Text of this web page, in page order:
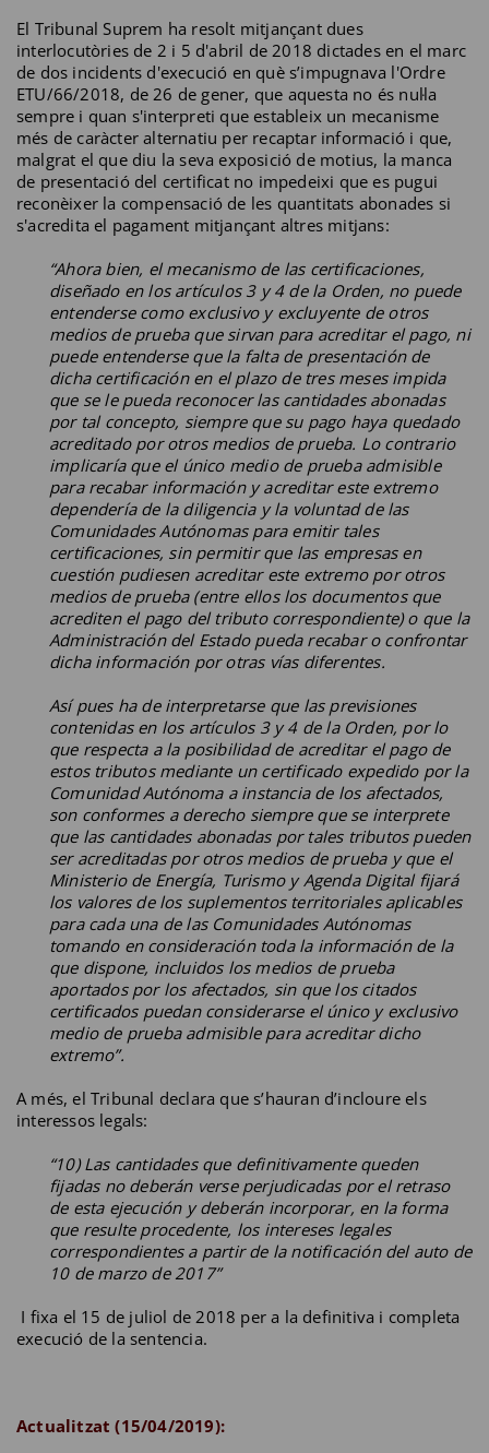
El Tribunal Suprem ha resolt mitjançant dues
interlocutòries de 2 i 5 d'abril de 2018 dictades en el marc
de dos incidents d'execució en què s’impugnava l'Ordre
ETU/66/2018, de 26 de gener, que aquesta no és nul·la
sempre i quan s'interpreti que estableix un mecanisme
més de caràcter alternatiu per recaptar informació i que,
malgrat el que diu la seva exposició de motius, la manca
de presentació del certificat no impedeixi que es pugui
reconèixer la compensació de les quantitats abonades si
s'acredita el pagament mitjançant altres mitjans:
“Ahora bien, el mecanismo de las certificaciones,
diseñado en los artículos 3 y 4 de la Orden, no puede
entenderse como exclusivo y excluyente de otros
medios de prueba que sirvan para acreditar el pago, ni
puede entenderse que la falta de presentación de
dicha certificación en el plazo de tres meses impida
que se le pueda reconocer las cantidades abonadas
por tal concepto, siempre que su pago haya quedado
acreditado por otros medios de prueba. Lo contrario
implicaría que el único medio de prueba admisible
para recabar información y acreditar este extremo
dependería de la diligencia y la voluntad de las
Comunidades Autónomas para emitir tales
certificaciones, sin permitir que las empresas en
cuestión pudiesen acreditar este extremo por otros
medios de prueba (entre ellos los documentos que
acrediten el pago del tributo correspondiente) o que la
Administración del Estado pueda recabar o confrontar
dicha información por otras vías diferentes.
Así pues ha de interpretarse que las previsiones
contenidas en los artículos 3 y 4 de la Orden, por lo
que respecta a la posibilidad de acreditar el pago de
estos tributos mediante un certificado expedido por la
Comunidad Autónoma a instancia de los afectados,
son conformes a derecho siempre que se interprete
que las cantidades abonadas por tales tributos pueden
ser acreditadas por otros medios de prueba y que el
Ministerio de Energía, Turismo y Agenda Digital fijará
los valores de los suplementos territoriales aplicables
para cada una de las Comunidades Autónomas
tomando en consideración toda la información de la
que dispone, incluidos los medios de prueba
aportados por los afectados, sin que los citados
certificados puedan considerarse el único y exclusivo
medio de prueba admisible para acreditar dicho
extremo”.
A més, el Tribunal declara que s’hauran d’incloure els
interessos legals:
“10) Las cantidades que definitivamente queden
fijadas no deberán verse perjudicadas por el retraso
de esta ejecución y deberán incorporar, en la forma
que resulte procedente, los intereses legales
correspondientes a partir de la notificación del auto de
10 de marzo de 2017”
I fixa el 15 de juliol de 2018 per a la definitiva i completa
execució de la sentencia.
Actualitzat (15/04/2019):